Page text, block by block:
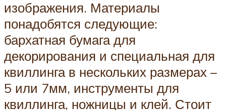
изображения. Материалы
понадобятся следующие:
бархатная бумага для
декорирования и специальная для
квиллинга в нескольких размерах –
5 или 7мм, инструменты для
квиллинга, ножницы и клей. Стоит